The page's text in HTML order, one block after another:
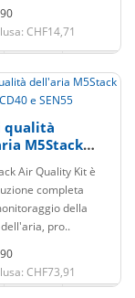
CHF14,71
qualità
M5Stack
Air Quality Kit è
completa
della
pro..
CHF73,91